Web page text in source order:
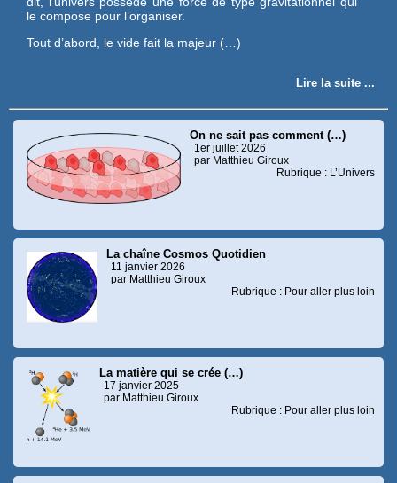
le compose pour l’organiser.
Tout d’abord, le vide fait la majeur (…)
Lire la suite ...
On ne sait pas comment (…)
1er juillet 2026
par Matthieu Giroux
Rubrique : L’Univers
La chaîne Cosmos Quotidien
11 janvier 2026
par Matthieu Giroux
Rubrique : Pour aller plus loin
La matière qui se crée (…)
17 janvier 2025
par Matthieu Giroux
Rubrique : Pour aller plus loin